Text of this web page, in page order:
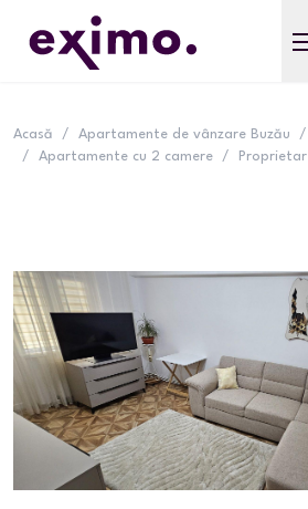
Acasă / Apartamente de vânzare Buzău /
/
Apartamente cu 2 camere / Proprietar